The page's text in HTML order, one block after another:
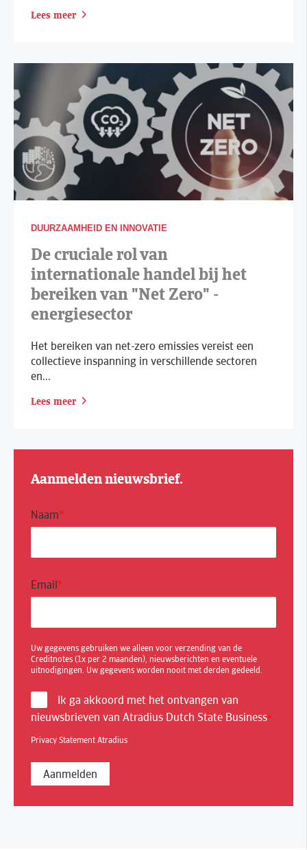
Lees meer
DUURZAAMHEID EN INNOVATIE
De cruciale rol van
internationale handel bij het
bereiken van "Net Zero" -
energiesector
Het bereiken van net-zero emissies vereist een
collectieve inspanning in verschillende sectoren
en...
Lees meer
Aanmelden nieuwsbrief.
Naam*
Email*
Uw gegevens gebruiken we alleen voor verzending van de
Creditnotes (1x per 2 maanden), nieuwsberichten en eventuele
uitnodigingen. Uw gegevens worden nooit met derden gedeeld.
Ik ga akkoord met het ontvangen van
nieuwsbrieven van Atradius Dutch State Business*
Privacy Statement Atradius